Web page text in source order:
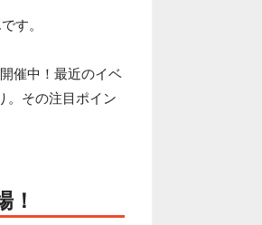
す。
催中！最近のイベ
。その注目ポイン
！